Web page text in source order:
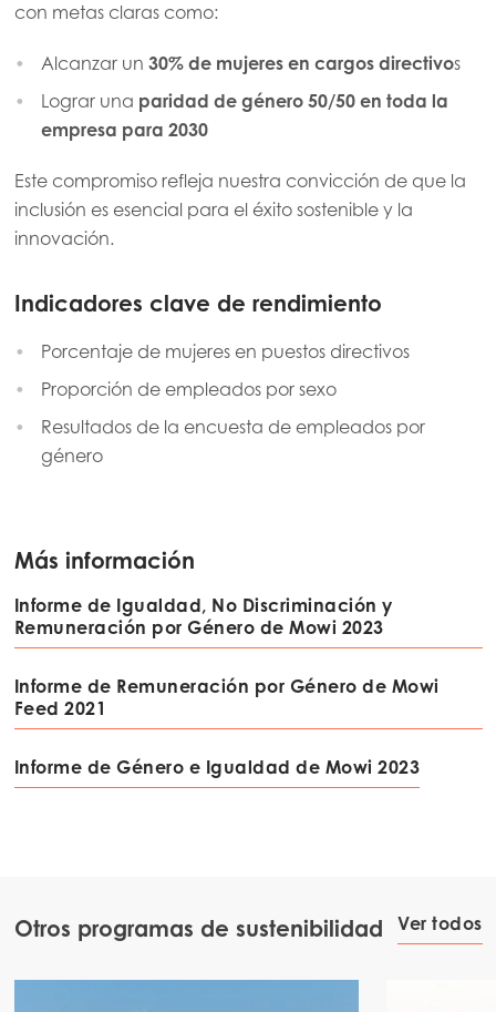
con metas claras como:
Alcanzar un 30% de mujeres en cargos directivos
Lograr una paridad de género 50/50 en toda la
empresa para 2030
Este compromiso refleja nuestra convicción de que la
inclusión es esencial para el éxito sostenible y la
innovación.
Indicadores clave de rendimiento
Porcentaje de mujeres en puestos directivos
Proporción de empleados por sexo
Resultados de la encuesta de empleados por
género
Más información
Informe de Igualdad, No Discriminación y
Remuneración por Género de Mowi 2023
Informe de Remuneración por Género de Mowi
Feed 2021
Informe de Género e Igualdad de Mowi 2023
Otros programas de sustenibilidad Ver todos